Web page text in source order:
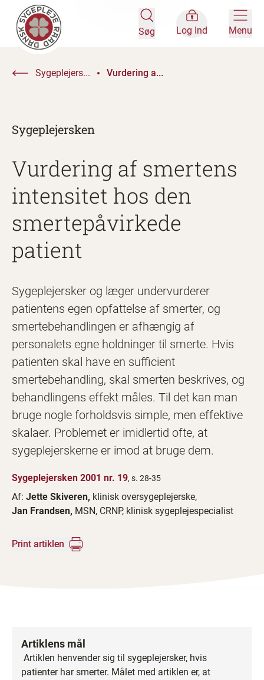
Søg Log Ind Menu
Sygeplejers... Vurdering a...
Sygeplejersken
Vurdering af smertens
intensitet hos den
smertepåvirkede
patient
Sygeplejersker og læger undervurderer
patientens egen opfattelse af smerter, og
smertebehandlingen er afhængig af
personalets egne holdninger til smerte. Hvis
patienten skal have en sufficient
smertebehandling, skal smerten beskrives, og
behandlingens effekt måles. Til det kan man
bruge nogle forholdsvis simple, men effektive
skalaer. Problemet er imidlertid ofte, at
sygeplejerskerne er imod at bruge dem.
Sygeplejersken 2001 nr. 19, s. 28-35
Af: Jette Skiveren, klinisk oversygeplejerske,
Jan Frandsen, MSN, CRNP, klinisk sygeplejespecialist
Print artiklen
Artiklens mål
Artiklen henvender sig til sygeplejersker, hvis
patienter har smerter. Målet med artiklen er, at